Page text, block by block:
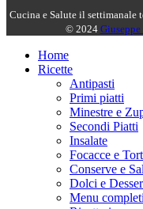
Cucina e Salute il settimanale
© 2024 Giuseppe
Home
Ricette
Antipasti
Primi piatti
Minestre e
Secondi Piatti
Insalate
Focacce e
Conserve e
Dolci e
Menu completi